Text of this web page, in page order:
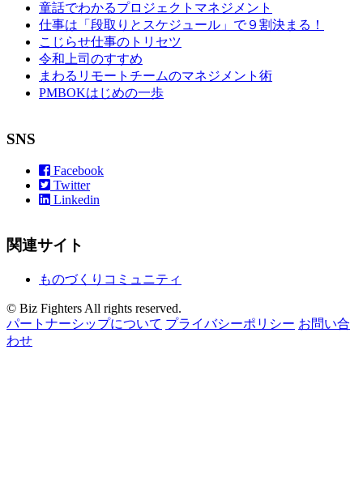
童話でわかるプロジェクトマネジメント
仕事は「段取りとスケジュール」で９割決まる！
こじらせ仕事のトリセツ
令和上司のすすめ
まわるリモートチームのマネジメント術
PMBOKはじめの一歩
SNS
Facebook
Twitter
Linkedin
関連サイト
ものづくりコミュニティ
© Biz Fighters All rights reserved.
パートナーシップについて プライバシーポリシー お問い合
わせ